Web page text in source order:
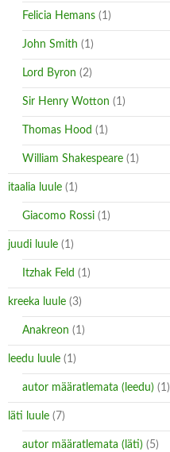
Felicia Hemans (1)
John Smith (1)
Lord Byron (2)
Sir Henry Wotton (1)
Thomas Hood (1)
William Shakespeare (1)
itaalia luule (1)
Giacomo Rossi (1)
juudi luule (1)
Itzhak Feld (1)
kreeka luule (3)
Anakreon (1)
leedu luule (1)
autor määratlemata (leedu) (1)
läti luule (7)
autor määratlemata (läti) (5)